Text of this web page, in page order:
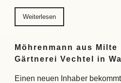
Weiterlesen
Möhrenmann aus Milte
Gärtnerei Vechtel in
Einen neuen Inhaber